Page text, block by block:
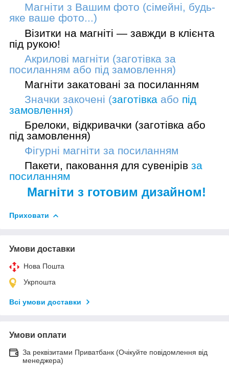
Магніти з Вашим фото (сімейні, будь-
яке ваше фото...)
Візитки на магніті — завжди в клієнта
під рукою!
Акрилові магніти (заготівка за
посиланням або під замовлення)
Магніти закатовані за посиланням
Значки закочені (заготівка або під
замовлення)
Брелоки, відкривачки (заготівка або
під замовлення)
Фігурні магніти за посиланням
Пакети, паковання для сувенірів за
посиланням
Магніти з готовим дизайном!
Приховати
Умови доставки
Нова Пошта
Укрпошта
Всі умови доставки
Умови оплати
За реквізитами Приватбанк (Очікуйте повідомлення від
менеджера)